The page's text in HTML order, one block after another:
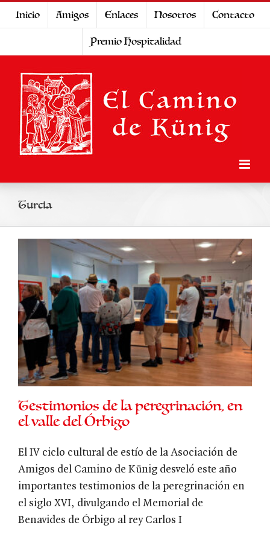
Inicio Amigos Enlaces Nosotros
Contacto
Premio Hospitalidad
Turcia
Testimonios de la peregrinación, en
el valle del Órbigo
El IV ciclo cultural de estío de la Asociación de
Amigos del Camino de Künig desveló este año
importantes testimonios de la peregrinación en
el siglo XVI, divulgando el Memorial de
Benavides de Órbigo al rey Carlos I